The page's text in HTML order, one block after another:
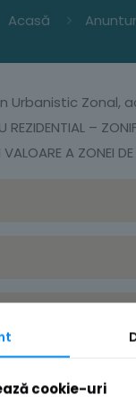
Acasă
Zonal,
–
IN VALOARE A
cookie-uri